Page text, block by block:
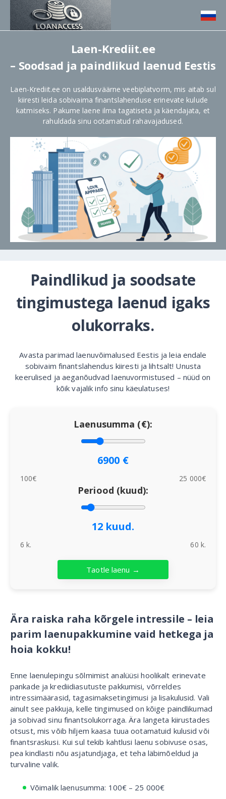
Laen-Krediit.ee
– Soodsad ja paindlikud laenud Eestis
Laen-Krediit.ee on usaldusväärne veebiplatvorm, mis aitab sul
kiiresti leida sobivaima finantslahenduse erinevate kulude
katmiseks. Pakume laene ilma tagatiseta ja käendajata, et
rahuldada sinu ootamatud rahavajadused.
Paindlikud ja soodsate
tingimustega laenud igaks
olukorraks.
Avasta parimad laenuvõimalused Eestis ja leia endale
sobivaim finantslahendus kiiresti ja lihtsalt! Unusta
keerulised ja aeganõudvad laenuvormistused – nüüd on
kõik vajalik info sinu käeulatuses!
Laenusumma (€):
6900 €
100€ 25 000€
Periood (kuud):
12 kuud.
6 k. 60 k.
Ära raiska raha kõrgele intressile – leia
parim laenupakkumine vaid hetkega ja
hoia kokku!
Enne laenulepingu sõlmimist analüüsi hoolikalt erinevate
pankade ja krediidiasutuste pakkumisi, võrreldes
intressimäärasid, tagasimaksetingimusi ja lisakulusid. Vali
ainult see pakkuja, kelle tingimused on kõige paindlikumad
ja sobivad sinu finantsolukorraga. Ära langeta kiirustades
otsust, mis võib hiljem kaasa tuua ootamatuid kulusid või
finantsraskusi. Kui sul tekib kahtlusi laenu sobivuse osas,
pea kindlasti nõu asjatundjaga, et teha läbimõeldud ja
turvaline valik.
Võimalik laenusumma: 100€ – 25 000€